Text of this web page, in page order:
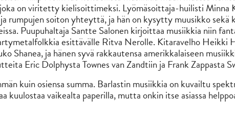
on viritetty kielisoittimeksi. Lyömäsoittaja-huilisti Minna
rumpujen soiton yhteyttä, ja hän on kysytty muusikko sekä
Puupuhaltaja Santte Salonen kirjoittaa musiikkia niin
esittävälle Ritva Nerolle. Kitaravelho Heikki
Shanea, ja hänen syvä rakkautensa amerikkalaiseen
Eric Dolphysta Townes van Zandtiin ja Frank Zappasta
kuin osiensa summa. Barlastin musiikkia on kuvailtu
kuulostaa vaikealta paperilla, mutta onkin itse asiassa